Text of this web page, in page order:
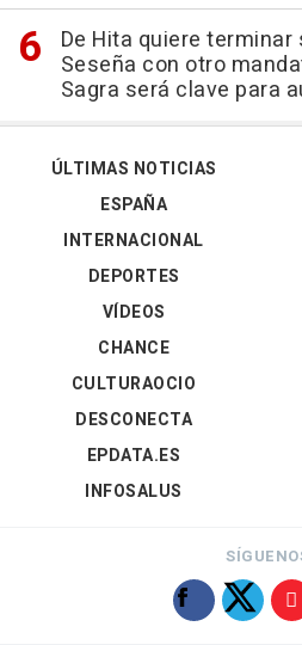
De Hita quiere
Seseña con otro
Sagra será clave para
ÚLTIMAS NOTICIAS
ESPAÑA
INTERNACIONAL
DEPORTES
VÍDEOS
CHANCE
CULTURAOCIO
DESCONECTA
EPDATA.ES
INFOSALUS